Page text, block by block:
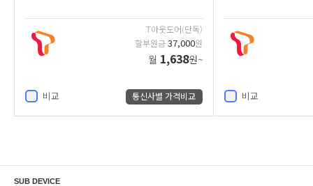
T아웃도어(단독)
할부원금37,000원
월 1,638원~
비교 통신사별 가격비교 비교
SUB DEVICE